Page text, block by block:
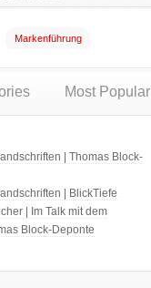
Markenführung
Most Popular
| Thomas Block-
| BlickTiefe
| Im Talk mit dem
Block-Deponte